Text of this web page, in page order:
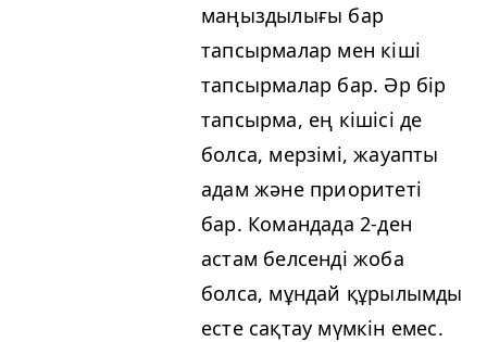
маңыздылығы бар
тапсырмалар мен кіші
тапсырмалар бар. Әр бір
тапсырма, ең кішісі де
болса, мерзімі, жауапты
адам және приоритеті
бар. Командада 2‑ден
астам белсенді жоба
болса, мұндай құрылымды
есте сақтау мүмкін емес.